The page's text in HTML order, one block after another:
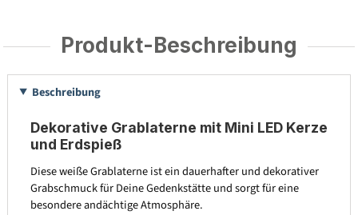
Produkt-Beschreibung
Beschreibung
Dekorative Grablaterne mit Mini LED Kerze
und Erdspieß
Diese weiße Grablaterne ist ein dauerhafter und dekorativer
Grabschmuck für Deine Gedenkstätte und sorgt für eine
besondere andächtige Atmosphäre.